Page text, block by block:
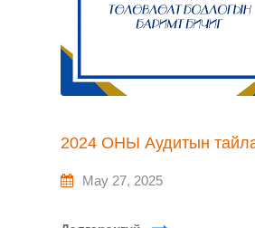
2024 ОНЫ Аудитын
May 27, 2025